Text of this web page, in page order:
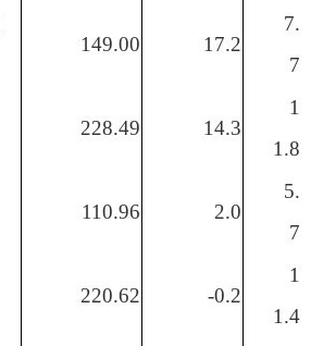
149.00 17.2
7.
7
228.49 14.3
1
1.8
110.96 2.0
5.
7
220.62 -0.2
1
1.4